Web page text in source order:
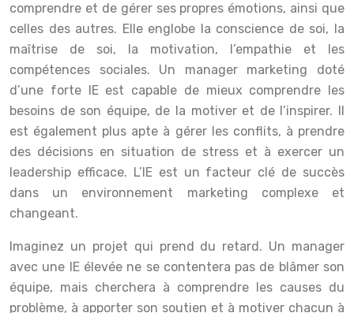
comprendre et de gérer ses propres émotions, ainsi que
celles des autres. Elle englobe la conscience de soi, la
maîtrise de soi, la motivation, l’empathie et les
compétences sociales. Un manager marketing doté
d’une forte IE est capable de mieux comprendre les
besoins de son équipe, de la motiver et de l’inspirer. Il
est également plus apte à gérer les conflits, à prendre
des décisions en situation de stress et à exercer un
leadership efficace. L’IE est un facteur clé de succès
dans un environnement marketing complexe et
changeant.
Imaginez un projet qui prend du retard. Un manager
avec une IE élevée ne se contentera pas de blâmer son
équipe, mais cherchera à comprendre les causes du
problème, à apporter son soutien et à motiver chacun à